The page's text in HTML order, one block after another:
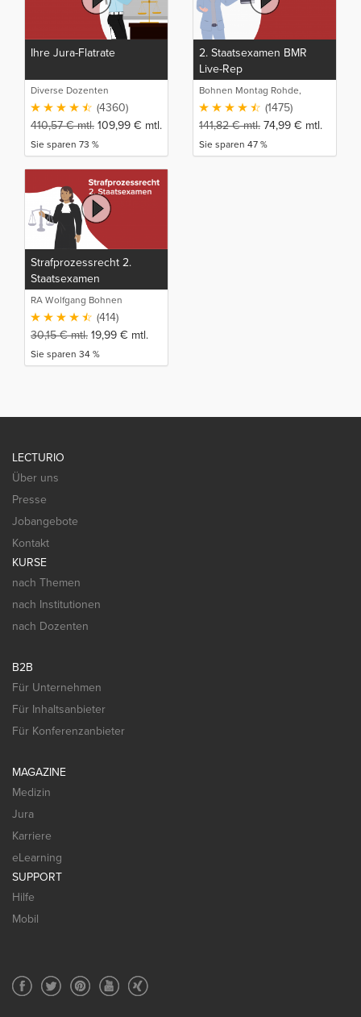
Ihre Jura-Flatrate
Diverse Dozenten
(4360)
410,57€mtl. 109,99 € mtl.
Sie sparen 73 %
2. Staatsexamen BMR
Live-Rep
Bohnen Montag Rohde,
Juristische Intensivlehrgänge
(1475)
141,82€mtl. 74,99 € mtl.
Sie sparen 47 %
Strafprozessrecht 2.
Staatsexamen
RA Wolfgang Bohnen
(414)
30,15€mtl. 19,99 € mtl.
Sie sparen 34 %
LECTURIO
Über uns
Presse
Jobangebote
Kontakt
KURSE
nach Themen
nach Institutionen
nach Dozenten
B2B
Für Unternehmen
Für Inhaltsanbieter
Für Konferenzanbieter
MAGAZINE
Medizin
Jura
Karriere
eLearning
SUPPORT
Hilfe
Mobil